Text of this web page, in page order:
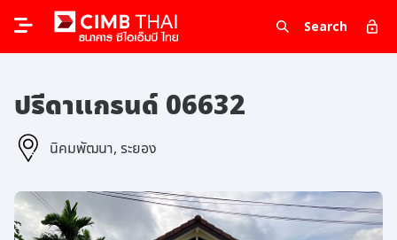
Search
ปรีดาแกรนด์ 06632
นิคมพัฒนา, ระยอง